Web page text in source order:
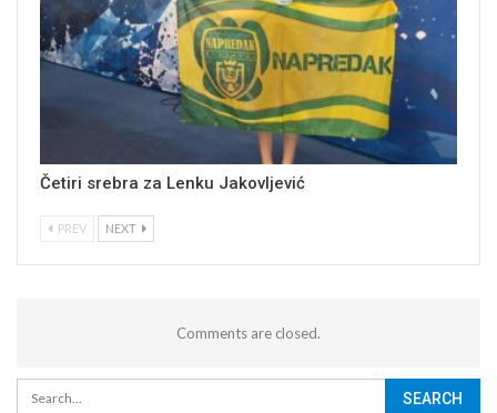
Četiri srebra za Lenku Jakovljević
PREV NEXT
Comments are closed.